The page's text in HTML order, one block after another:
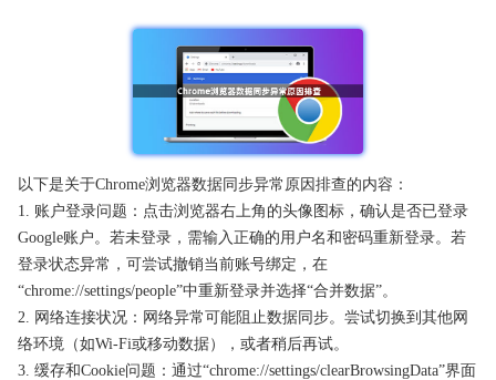
以下是关于Chrome浏览器数据同步异常原因排查的内容：
1. 账户登录问题：点击浏览器右上角的头像图标，确认是否已登录
Google账户。若未登录，需输入正确的用户名和密码重新登录。若
登录状态异常，可尝试撤销当前账号绑定，在
“chrome://settings/people”中重新登录并选择“合并数据”。
2. 网络连接状况：网络异常可能阻止数据同步。尝试切换到其他网
络环境（如Wi-Fi或移动数据），或者稍后再试。
3. 缓存和Cookie问题：通过“chrome://settings/clearBrowsingData”界面